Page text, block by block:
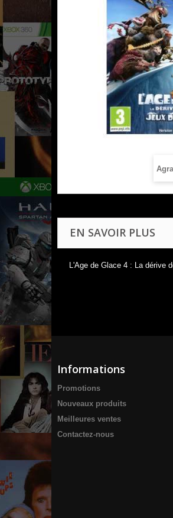
EN SAVOIR PLUS
L'Age de Glace 4 : La dérive
Informations
Promotions
Nouveaux produits
Meilleures ventes
Contactez-nous